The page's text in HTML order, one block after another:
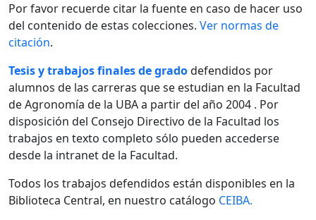
Por favor recuerde citar la fuente en caso de hacer uso
del contenido de estas colecciones. Ver normas de
citación.
Tesis y trabajos finales de gradodefendidos por
alumnos de las carreras que se estudian en la Facultad
de Agronomía de la UBA a partir del año 2004 . Por
disposición del Consejo Directivo de la Facultad los
trabajos en texto completo sólo pueden accederse
desde la intranet de la Facultad.
Todos los trabajos defendidos están disponibles en la
Biblioteca Central, en nuestro catálogo CEIBA.